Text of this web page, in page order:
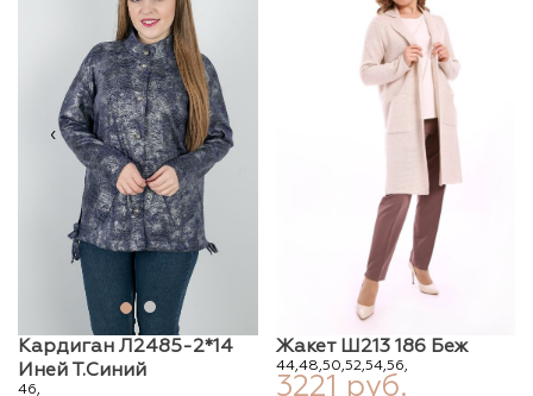
‹ ›
Кардиган Л2485-2*14
Иней Т.синий
46,
Жакет Ш213 186 Беж
44,48,50,52,54,56,
3221 руб.